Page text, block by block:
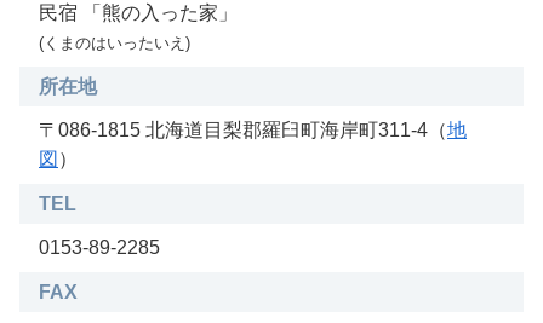
民宿 「熊の入った家」
(くまのはいったいえ)
所在地
〒086-1815 北海道目梨郡羅臼町海岸町311-4（地
図 ）
TEL
0153-89-2285
FAX